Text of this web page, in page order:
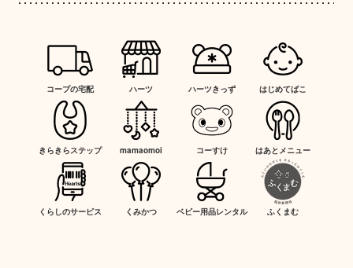
コープの宅配 ハーツ ハーツきっず はじめてばこ
きらきらステップ mamaomoi コーすけ はあとメニュー
くらしのサービス くみかつ ベビー用品レンタル ふくまむ